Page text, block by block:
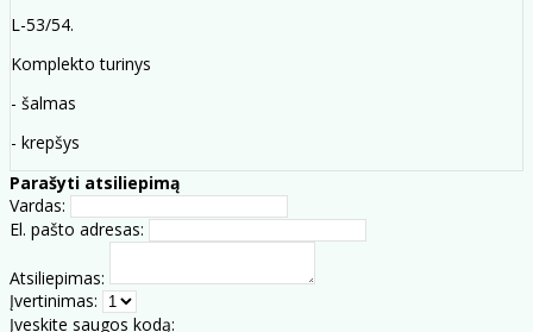
L-53/54.
Komplekto turinys
- šalmas
- krepšys
Parašyti atsiliepimą
Vardas:
El. pašto adresas:
Atsiliepimas:
Įvertinimas:
Įveskite saugos kodą: